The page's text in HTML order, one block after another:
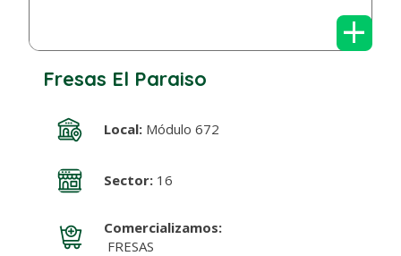
+
Fresas El Paraiso
Local:Módulo 672
Sector:16
Comercializamos:
FRESAS